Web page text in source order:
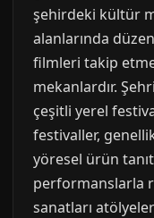
şehirdeki kültür
alanlarında
filmleri takip
mekanlardır.
çeşitli yerel
festivaller,
yöresel ürün
performanslarla
sanatları